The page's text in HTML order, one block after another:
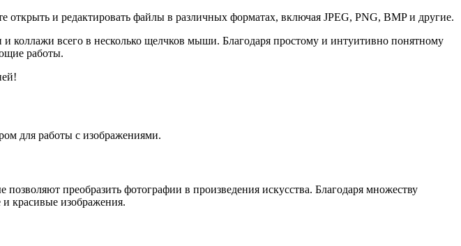
и редактировать файлы в различных форматах, включая JPEG, PNG, BMP и другие.
всего в несколько щелчков мыши. Благодаря простому и интуитивно понятному
работы.
для работы с изображениями.
преобразить фотографии в произведения искусства. Благодаря множеству
и красивые изображения.